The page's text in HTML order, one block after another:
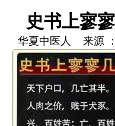
节气气象
史书上寥
华夏中医人 来源